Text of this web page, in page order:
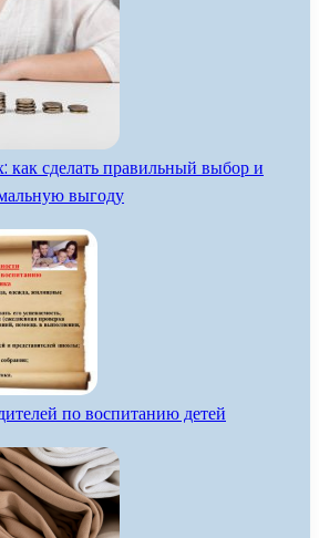
как сделать правильный выбор и
выгоду
по воспитанию детей